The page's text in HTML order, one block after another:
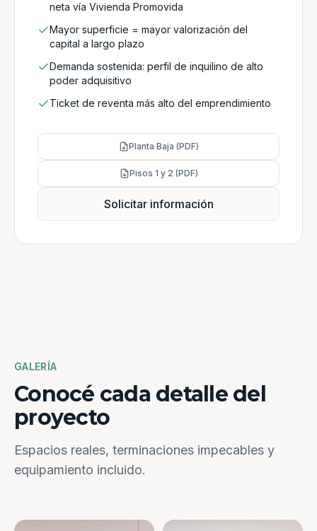
neta vía Vivienda Promovida
Mayor superficie = mayor valorización del
capital a largo plazo
Demanda sostenida: perfil de inquilino de alto
poder adquisitivo
Ticket de reventa más alto del emprendimiento
Planta Baja (PDF)
Pisos 1 y 2 (PDF)
Solicitar información
GALERÍA
Conocé cada detalle del
proyecto
Espacios reales, terminaciones impecables y
equipamiento incluido.